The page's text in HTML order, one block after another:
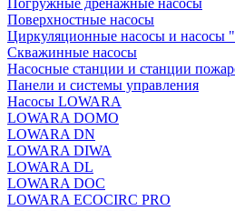
Погружные дренажные насосы
Поверхностные насосы
Циркуляционные насосы и насосы
Скважинные насосы
Насосные станции и станции
Панели и системы управления
Насосы LOWARA
LOWARA DOMO
LOWARA DN
LOWARA DIWA
LOWARA DL
LOWARA DOC
LOWARA ECOCIRC PRO